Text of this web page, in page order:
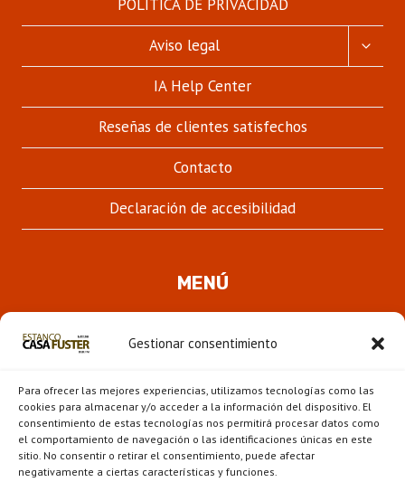
Gestionar consentimiento
Para ofrecer las mejores experiencias, utilizamos tecnologías como las
cookies para almacenar y/o acceder a la información del dispositivo. El
consentimiento de estas tecnologías nos permitirá procesar datos como
el comportamiento de navegación o las identificaciones únicas en este
sitio. No consentir o retirar el consentimiento, puede afectar
negativamente a ciertas características y funciones.
POLÍTICA DE PRIVACIDAD
Aviso legal
IA Help Center
Reseñas de clientes satisfechos
Contacto
Declaración de accesibilidad
MENÚ
HIJO
Novedades
Escaparate